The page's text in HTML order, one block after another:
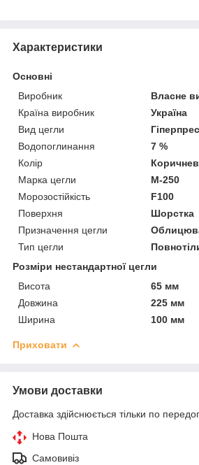
Характеристики
Основні
Виробник
Власне
Країна виробник
Україна
Вид цегли
Водопоглинання
7 %
Колір
Марка цегли
М-250
Морозостійкість
F100
Поверхня
Шорстка
Призначення цегли
Тип цегли
Розміри нестандартної цегли
Висота
65 мм
Довжина
225 мм
Ширина
100 мм
Приховати
Умови доставки
Доставка здійснюється тільки по
Нова Пошта
Самовивіз